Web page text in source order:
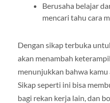
Berusaha belajar
mencari tahu cara
Dengan sikap terbuka
akan menambah
menunjukkan bahwa kamu
Sikap seperti ini bisa
bagi rekan kerja lain, dan